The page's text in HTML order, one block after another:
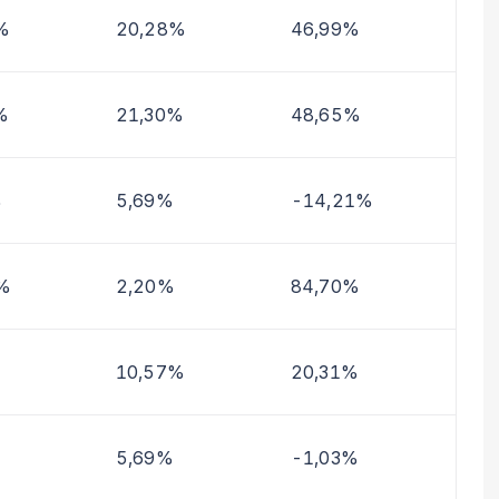
20,28% 46,99%
21,30% 48,65%
5,69% -14,21%
2,20% 84,70%
10,57% 20,31%
5,69% -1,03%